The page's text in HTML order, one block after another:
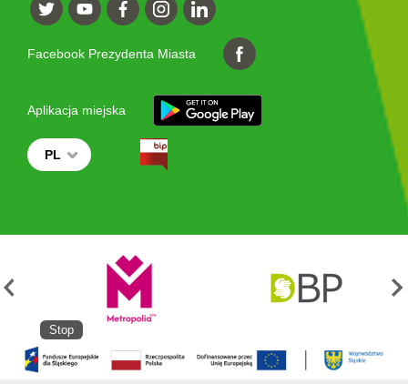
Facebook Prezydenta Miasta
Aplikacja miejska
PL
Stop